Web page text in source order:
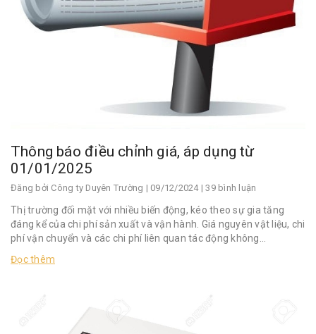
Thông báo điều chỉnh giá, áp dụng từ
01/01/2025
Đăng bởi Công ty Duyên Trường | 09/12/2024 | 39 bình luận
Thị trường đối mặt với nhiều biến động, kéo theo sự gia tăng
đáng kể của chi phí sản xuất và vận hành. Giá nguyên vật liệu, chi
phí vận chuyển và các chi phí liên quan tác động không...
Đọc thêm